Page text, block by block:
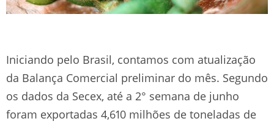
Iniciando pelo Brasil, contamos com atualização
da Balança Comercial preliminar do mês. Segundo
os dados da Secex, até a 2° semana de junho
foram exportadas 4,610 milhões de toneladas de